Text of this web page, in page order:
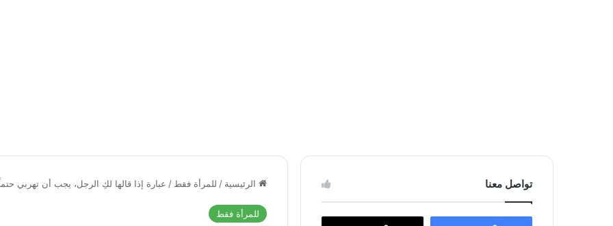
الرئيسية / للمرأة فقط / عبارة إذا قالها لكِ الرجل، يجب أن تهربي
للمرأة فقط
تواصل معنا